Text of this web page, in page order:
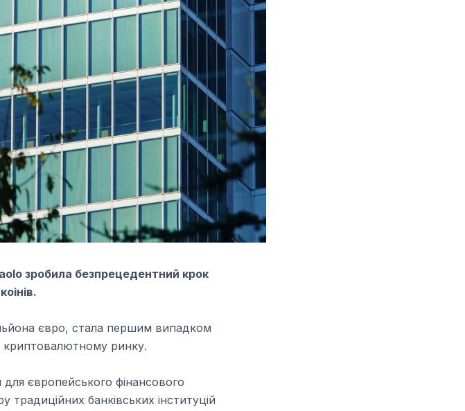
зробила безпрецедентний крок
євро, стала першим випадком
криптовалютному ринку.
європейського фінансового
традиційних банківських інституцій